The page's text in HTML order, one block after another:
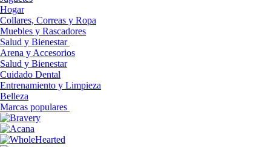
Hogar
Collares, Correas y Ropa
Muebles y Rascadores
Salud y Bienestar
Arena y Accesorios
Salud y Bienestar
Cuidado Dental
Entrenamiento y Limpieza
Belleza
Marcas populares